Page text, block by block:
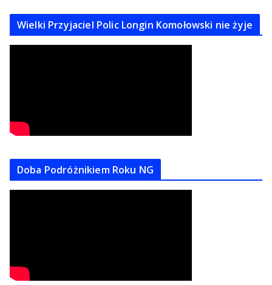
Wielki Przyjaciel Polic Longin Komołowski nie żyje
Doba Podróżnikiem Roku NG